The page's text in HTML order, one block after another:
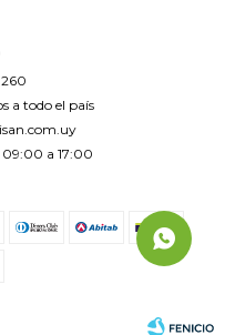
260
a todo el país
09:00 a 17:00